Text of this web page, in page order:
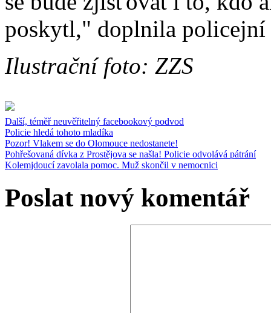
poskytl," doplnila
Ilustrační foto: ZZS
Další, téměř neuvěřitelný facebookový podvod
Policie hledá tohoto mladíka
Pozor! Vlakem se do Olomouce nedostanete!
Pohřešovaná dívka z Prostějova se našla! Policie odvolává pátrání
Kolemjdoucí zavolala pomoc. Muž skončil v nemocnici
Poslat nový komentář